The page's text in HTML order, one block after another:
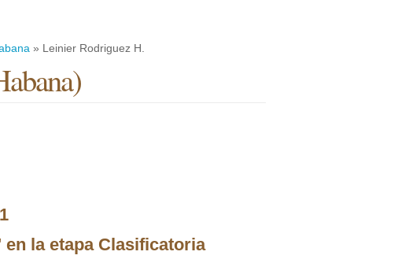
» Leinier Rodriguez H.
)
la etapa Clasificatoria